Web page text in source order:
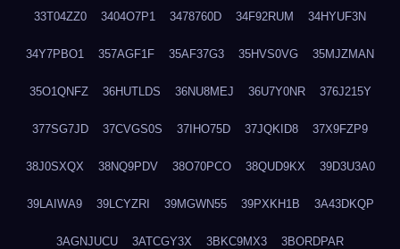
33T04ZZ0 3404O7P1 3478760D 34F92RUM 34HYUF3N
34Y7PBO1 357AGF1F 35AF37G3 35HVS0VG 35MJZMAN
35O1QNFZ 36HUTLDS 36NU8MEJ 36U7Y0NR 376J215Y
377SG7JD 37CVGS0S 37IHO75D 37JQKID8 37X9FZP9
38J0SXQX 38NQ9PDV 38O70PCO 38QUD9KX 39D3U3A0
39LAIWA9 39LCYZRI 39MGWN55 39PXKH1B 3A43DKQP
3AGNJUCU 3ATCGY3X 3BKC9MX3 3BORDPAR